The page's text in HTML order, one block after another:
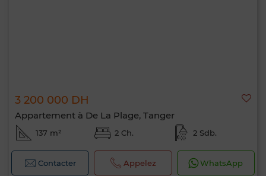
3 200 000 DH
Appartement à De La Plage, Tanger
137 m² 2 Ch. 2 Sdb.
Contacter Appelez WhatsApp